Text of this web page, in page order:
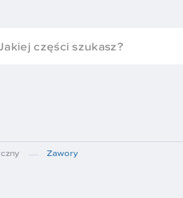
Zawory